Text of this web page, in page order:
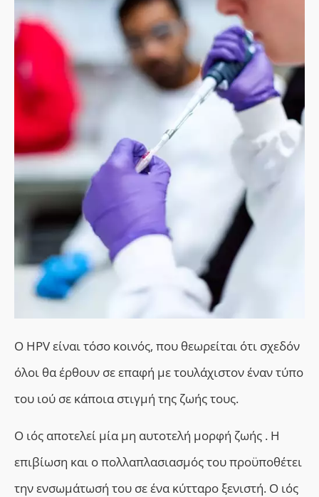
Ο HPV είναι τόσο κοινός, που θεωρείται ότι σχεδόν
όλοι θα έρθουν σε επαφή με τουλάχιστον έναν τύπο
του ιού σε κάποια στιγμή της ζωής τους.
Ο ιός αποτελεί μία μη αυτοτελή μορφή ζωής . Η
επιβίωση και ο πολλαπλασιασμός του προϋποθέτει
την ενσωμάτωσή του σε ένα κύτταρο ξενιστή. Ο ιός